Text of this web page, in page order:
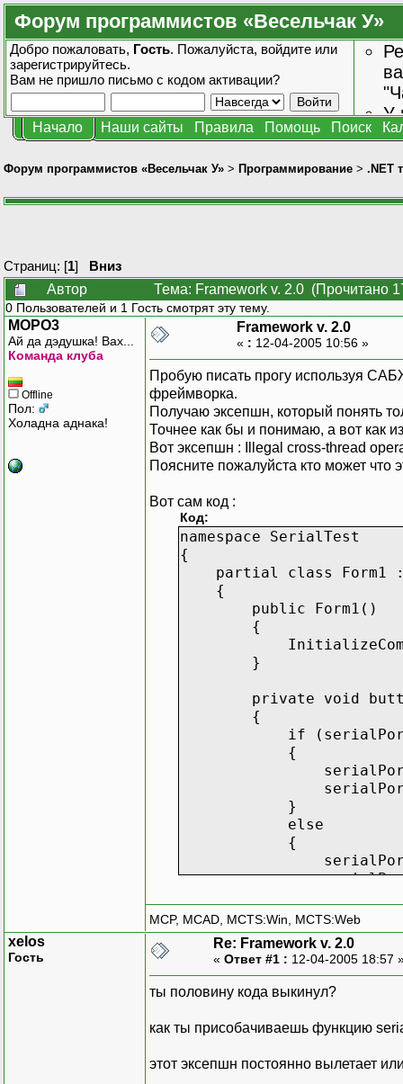
Форум программистов «Весельчак У»
Добро пожаловать, Гость. Пожалуйста, войдите или
зарегистрируйтесь.
Вам не пришло письмо с кодом активации?
У
Начало Наши сайты Правила Помощь Поиск
Форум программистов «Весельчак У» > Программирование > .NET
Страниц: [1] Вниз
Автор
Тема: Framework v. 2.0 (Прочитано
0 Пользователей и 1 Гость смотрят эту тему.
MOPO3
Ай да дэдушка! Вах...
Команда клуба
Offline
Пол:
Холадна аднака!
Framework v. 2.0
« : 12-04-2005 10:56 »
Пробую писать прогу используя
фреймворка.
Получаю эксепшн, который понять
Точнее как бы и понимаю, а вот как
Вот эксепшн : Illegal cross-thread
Поясните пожалуйста кто может что
Вот сам код :
Код:
namespace SerialTest
{
partial class Form1 :
{
public Form1()
{
}
private void
{
if
{
}
else
{
{
label1.Text =
}
else
{
label1.Text =
}
}
}
MCP, MCAD, MCTS:Win, MCTS:Web
xelos
Гость
Re: Framework v. 2.0
« Ответ #1 : 12-04-2005 18:57
ты половину кода выкинул?
как ты присобачиваешь функцию
этот эксепшн постоянно вылетает